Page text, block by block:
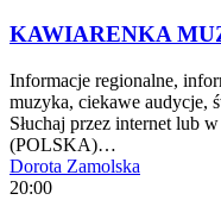
KAWIARENKA
Informacje regionalne,
muzyka, ciekawe audycje,
Słuchaj przez internet lub
(POLSKA)…
Dorota Zamolska
20:00